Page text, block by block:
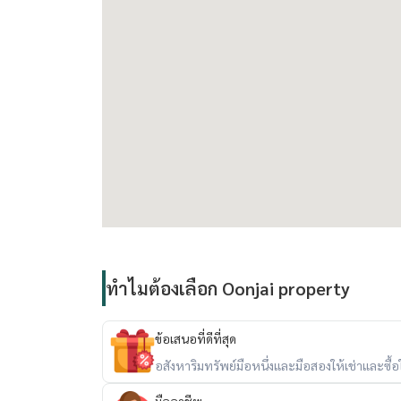
- Interchange Tower
- Pullman Bangkok Grande Sukhumvit Hotel
- The Westin Grande Sukhumvit Bangkok Hotel
- Benjakiti Park
- Benjasiri Park
ทำไมต้องเลือก Oonjai property
ข้อเสนอที่ดีที่สุด
อสังหาริมทรัพย์มือหนึ่งและมือสองให้เช่าและซื้